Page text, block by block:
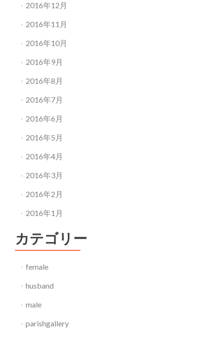
2016年12月
2016年11月
2016年10月
2016年9月
2016年8月
2016年7月
2016年6月
2016年5月
2016年4月
2016年3月
2016年2月
2016年1月
カテゴリー
female
husband
male
parishgallery